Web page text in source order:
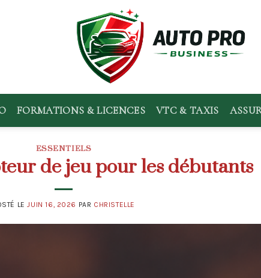
FORMATIONS & LICENCES VTC & TAXIS
ESSENTIELS
de jeu pour les débutants
LEJUIN 16, 2026 PAR CHRISTELLE